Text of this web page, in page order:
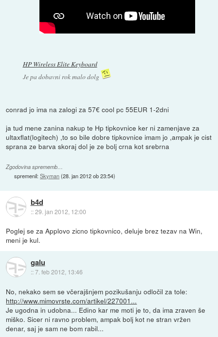
HP Wireless Elite Keyboard
Je pa dobavni rok malo dolg
conrad jo ima na zalogi za 57€ cool pc 55EUR 1-2dni
ja tud mene zanina nakup te Hp tipkovnice ker ni zamenjave za
ultaxflat(logitech) ,to so bile dobre tipkovnice imam jo ,ampak je cist
sprana ze barva skoraj dol je ze bolj crna kot srebrna
Zgodovina sprememb…
spremenil:Skyman(28. jan 2012 ob 23:54)
b4d
::29. jan 2012, 12:00
Poglej se za Applovo zicno tipkovnico, deluje brez tezav na Win,
meni je kul.
galu
::7. feb 2012, 13:46
No, nekako sem se včerajšnjem pozikušanju odločil za tole:
http://www.mimovrste.com/artikel/227001...
Je ugodna in udobna... Edino kar me moti je to, da ima zraven še
miško. Sicer ni ravno problem, ampak bolj kot ne stran vržen
denar, saj je sam ne bom rabil...